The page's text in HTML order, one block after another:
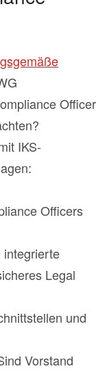
Officer
IKS-
Officers
integrierte
Legal
und
Vorstand